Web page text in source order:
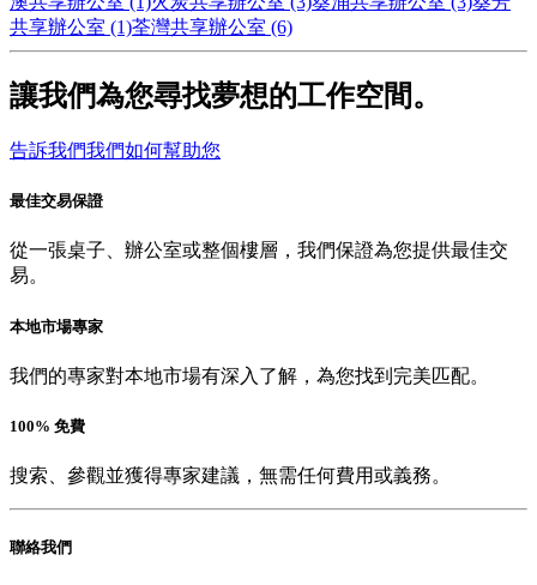
共享辦公室 (1)荃灣共享辦公室 (6)
讓我們為您尋找夢想的工作空間。
告訴我們我們如何幫助您
最佳交易保證
從一張桌子、辦公室或整個樓層，我們保證為您提供最佳交
易。
本地市場專家
我們的專家對本地市場有深入了解，為您找到完美匹配。
100% 免費
搜索、參觀並獲得專家建議，無需任何費用或義務。
聯絡我們